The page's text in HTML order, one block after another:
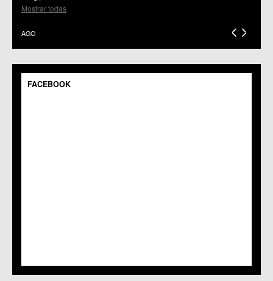
C.C.S. El Palmar
C.C.S. El Ranero
C.M. Gea y Truyols
C.C.S. La Paz
Mostrar todas
AGO
FACEBOOK